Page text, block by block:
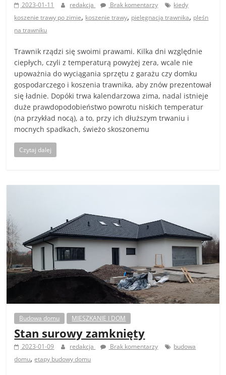
2023-01-11 redakcja Brak komentarzy
kiedy
koszenie trawy po zimie, koszenie trawy, pielęgnacja trawnika, pleśn
na trawniku
Trawnik rządzi się swoimi prawami. Kilka dni względnie
ciepłych, czyli z temperaturą powyżej zera, wcale nie
upoważnia do wyciągania sprzętu z garażu czy domku
gospodarczego i koszenia trawnika, aby znów prezentował
się ładnie. Dopóki trwa kalendarzowa zima, nadal istnieje
duże prawdopodobieństwo powrotu niskich temperatur
(na przykład nocą), a to, przy ich dłuższym trwaniu i
mocnych spadkach, świeżo skoszonemu
Czytaj dalej
Budowa domu MIESZKANIE I DOM
Stan surowy zamknięty
2023-01-09 redakcja Brak komentarzy
budowa
domu,etapy budowy domu